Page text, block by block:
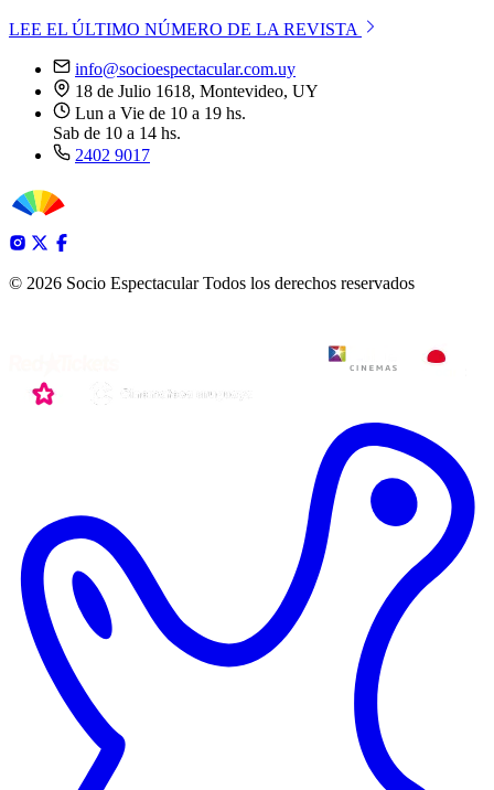
LEE EL ÚLTIMO NÚMERO DE LA REVISTA
info@socioespectacular.com.uy
18 de Julio 1618, Montevideo, UY
Lun a Vie de 10 a 19 hs.
Sab de 10 a 14 hs.
2402 9017
© 2026 Socio Espectacular Todos los derechos reservados